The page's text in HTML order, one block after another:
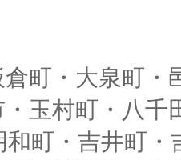
町・大泉町・
玉村町・八千
町・吉井町・